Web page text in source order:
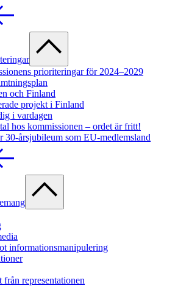
prioriteringar för 2024–2029
och Finland
projekt i Finland
i vardagen
hos kommissionen – ordet är fritt!
30-årsjubileum som EU-medlemsland
informationsmanipulering
från representationen